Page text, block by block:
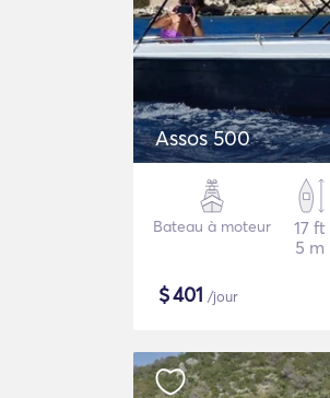
Assos 500
Bateau à moteur
17 ft
5 m
$401 /jour